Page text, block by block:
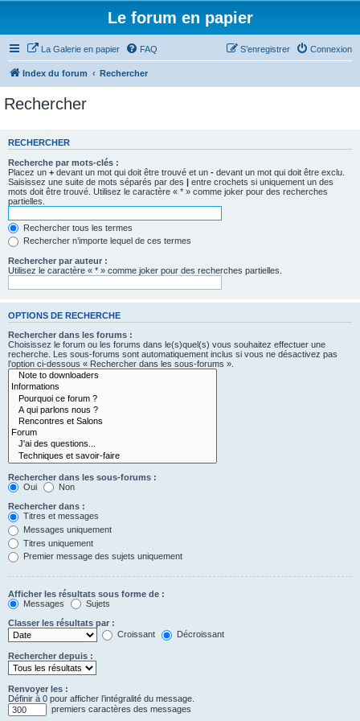
Le forum en papier
La Galerie en papier FAQ Connexion
S’enregistrer
Index du forum Rechercher
Rechercher
RECHERCHER
Recherche par mots-clés :
Placez un + devant un mot qui doit être trouvé et un - devant un mot qui doit être exclu.
Saisissez une suite de mots séparés par des | entre crochets si uniquement un des
mots doit être trouvé. Utilisez le caractère « * » comme joker pour des recherches
partielles.
Rechercher tous les termes
Rechercher n’importe lequel de ces termes
Rechercher par auteur :
Utilisez le caractère « * » comme joker pour des recherches partielles.
OPTIONS DE RECHERCHE
Rechercher dans les forums :
Choisissez le forum ou les forums dans le(s)quel(s) vous souhaitez effectuer une
recherche. Les sous-forums sont automatiquement inclus si vous ne désactivez pas
l’option ci-dessous « Rechercher dans les sous-forums ».
Rechercher dans les sous-forums :
Oui
Non
Rechercher dans :
Titres et messages
Messages uniquement
Titres uniquement
Premier message des sujets uniquement
Afficher les résultats sous forme de :
Messages
Sujets
Classer les résultats par :
Croissant
Décroissant
Rechercher depuis :
Renvoyer les :
Définir à 0 pour afficher l’intégralité du message.
premiers caractères des messages